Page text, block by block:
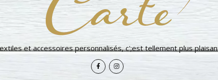
et accessoires personnalisés, c';est tellement plus